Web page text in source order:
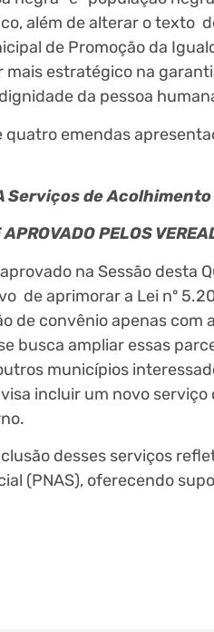
além de alterar o texto
de Promoção da
mais estratégico na
da pessoa
emendas
Serviços de
PELOS
na Sessão desta
de aprimorar a Lei nº
de convênio apenas com
busca ampliar essas
municípios
incluir um novo
desses serviços
(PNAS), oferecendo